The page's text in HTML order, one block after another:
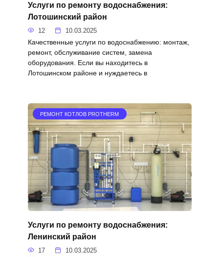
Услуги по ремонту водоснабжения:
Лотошинский район
12 10.03.2025
Качественные услуги по водоснабжению: монтаж,
ремонт, обслуживание систем, замена
оборудования. Если вы находитесь в
Лотошинском районе и нуждаетесь в
РЕМОНТ КОТЛОВ PROTHERM
Услуги по ремонту водоснабжения:
Ленинский район
17 10.03.2025